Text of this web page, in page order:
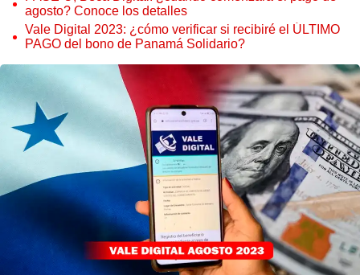
agosto? Conoce los detalles
Vale Digital 2023: ¿cómo verificar si recibiré el ÚLTIMO
PAGO del bono de Panamá Solidario?